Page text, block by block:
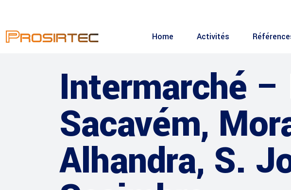
Home Activités
Intermarché –
Sacavém,
Alhandra, S.